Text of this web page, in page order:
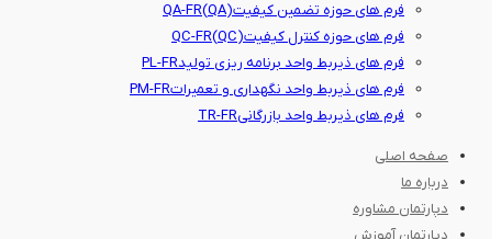
فرم های حوزه تضمین کیفیت(QA)
QA-FR
فرم های حوزه کنترل کیفیت(QC)
QC-FR
فرم های ذیربط واحد برنامه ریزی تولیدPL-FR
فرم های ذیربط واحد نگهداری و تعمیراتPM-FR
فرم های ذیربط واحد بازرگانیTR-FR
صفحه اصلی
درباره ما
دپارتمان مشاوره
دپارتمان آموزش